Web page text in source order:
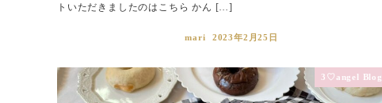
トいただきましたのはこちら かん […]
mari 2023年2月25日
3♡angel Blog